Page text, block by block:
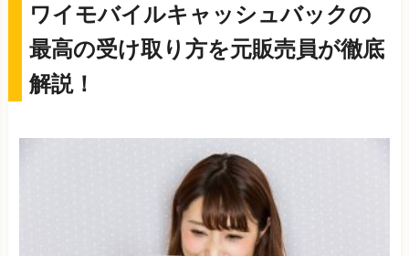
ワイモバイルキャッシュバックの
最高の受け取り方を元販売員が徹底
解説！